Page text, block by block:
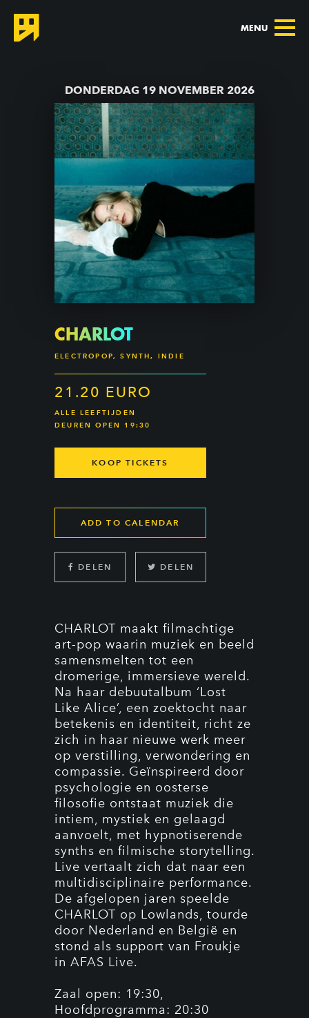
MENU
DONDERDAG 19 NOVEMBER 2026
CHARLOT
ELECTROPOP, SYNTH, INDIE
21.20 EURO
ALLE LEEFTIJDEN
DEUREN OPEN 19:30
KOOP TICKETS
ADD TO CALENDAR
DELEN DELEN
CHARLOT maakt filmachtige
art-pop waarin muziek en beeld
samensmelten tot een
dromerige, immersieve wereld.
Na haar debuutalbum ‘Lost
Like Alice’, een zoektocht naar
betekenis en identiteit, richt ze
zich in haar nieuwe werk meer
op verstilling, verwondering en
compassie. Geïnspireerd door
psychologie en oosterse
filosofie ontstaat muziek die
intiem, mystiek en gelaagd
aanvoelt, met hypnotiserende
synths en filmische storytelling.
Live vertaalt zich dat naar een
multidisciplinaire performance.
De afgelopen jaren speelde
CHARLOT op Lowlands, tourde
door Nederland en België en
stond als support van Froukje
in AFAS Live.
Zaal open: 19:30,
Hoofdprogramma: 20:30